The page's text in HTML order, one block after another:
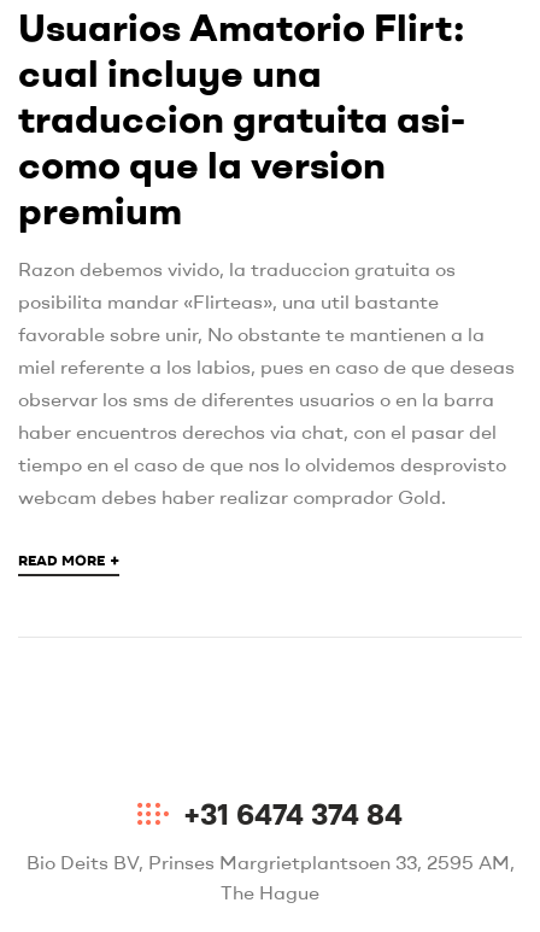
Usuarios Amatorio Flirt:
cual incluye una
traduccion gratuita asi­
como que la version
premium
Razon debemos vivido, la traduccion gratuita os
posibilita mandar «Flirteas», una util bastante
favorable sobre unir, No obstante te mantienen a la
miel referente a los labios, pues en caso de que deseas
observar los sms de diferentes usuarios o en la barra
haber encuentros derechos via chat, con el pasar del
tiempo en el caso de que nos lo olvidemos desprovisto
webcam debes haber realizar comprador Gold.
READ MORE +
+31 6474 374 84
Bio Deits BV, Prinses Margrietplantsoen 33, 2595 AM,
The Hague